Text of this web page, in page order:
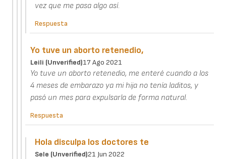
vez que me pasa algo así.
Respuesta
Yo tuve un aborto retenedio,
Leili (unverified)17 Ago 2021
Yo tuve un aborto retenedio, me enteré cuando a los
4 meses de embarazo ya mi hija no tenía laditos, y
pasó un mes para expulsarla de forma natural.
Respuesta
Hola disculpa los doctores te
Sele (unverified)21 Jun 2022